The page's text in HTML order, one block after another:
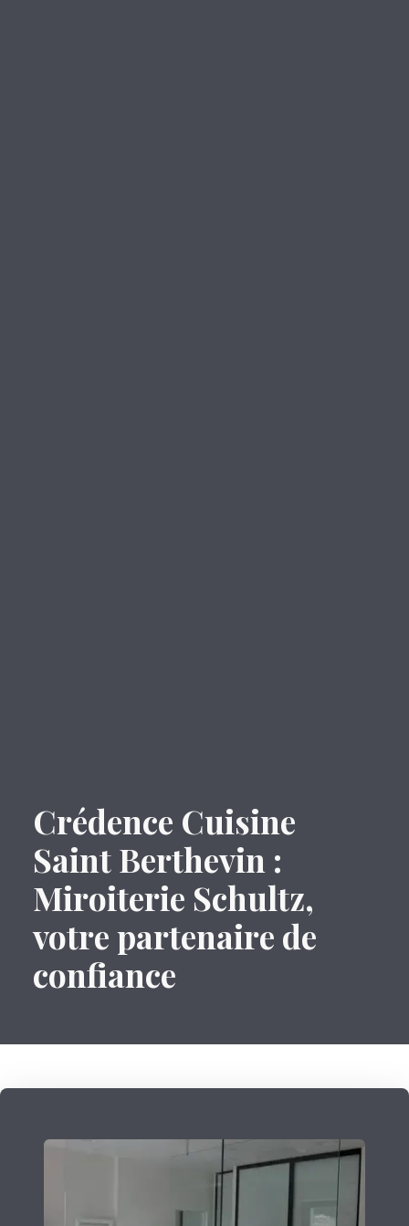
Crédence Cuisine
Saint Berthevin :
Miroiterie Schultz,
votre partenaire de
confiance